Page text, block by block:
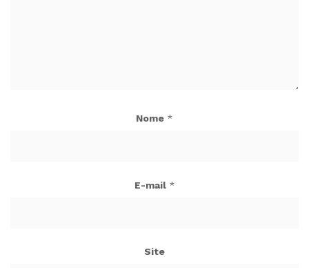
Nome *
E-mail *
Site